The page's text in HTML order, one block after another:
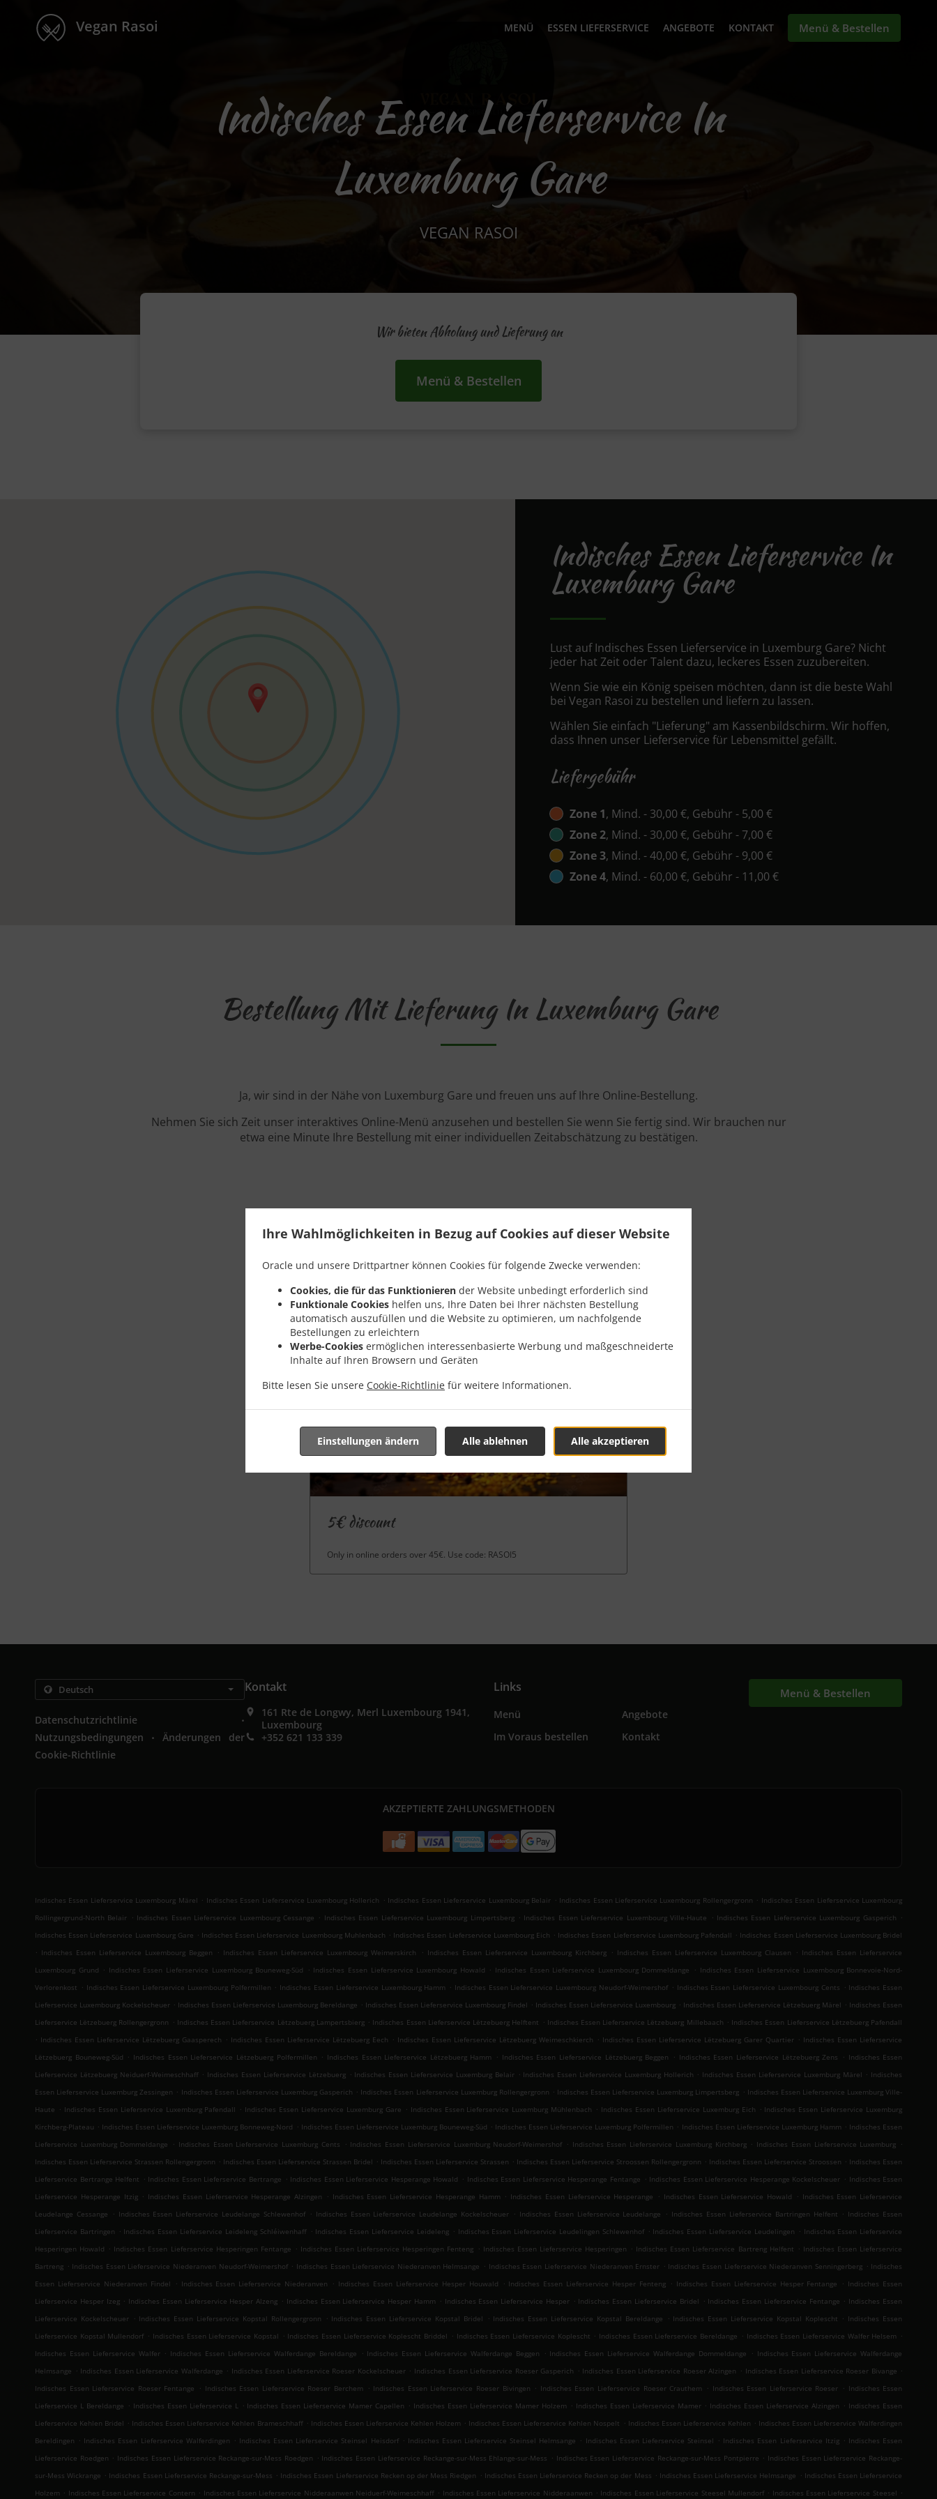
Ihre Wahlmöglichkeiten in Bezug auf Cookies auf dieser Website
Oracle und unsere Drittpartner können Cookies für folgende Zwecke verwenden:
Cookies, die für das Funktionieren der Website unbedingt erforderlich sind
Funktionale Cookies helfen uns, Ihre Daten bei Ihrer nächsten Bestellung
automatisch auszufüllen und die Website zu optimieren, um nachfolgende
Bestellungen zu erleichtern
Werbe-Cookies ermöglichen interessenbasierte Werbung und maßgeschneiderte
Inhalte auf Ihren Browsern und Geräten
Bitte lesen Sie unsere Cookie-Richtlinie für weitere Informationen.
Alle akzeptieren
Alle ablehnen
Einstellungen ändern
Vegan Rasoi MENÜ ESSEN LIEFERSERVICE ANGEBOTE KONTAKT Menü & Bestellen
Indisches Essen Lieferservice In
Luxemburg Gare
VEGAN RASOI
Wir bieten Abholung und Lieferung an
Menü & Bestellen
Indisches Essen Lieferservice In
Luxemburg Gare
Lust auf Indisches Essen Lieferservice in Luxemburg Gare? Nicht
jeder hat Zeit oder Talent dazu, leckeres Essen zuzubereiten.
Wenn Sie wie ein König speisen möchten, dann ist die beste Wahl
bei Vegan Rasoi zu bestellen und liefern zu lassen.
Wählen Sie einfach "Lieferung" am Kassenbildschirm. Wir hoffen,
dass Ihnen unser Lieferservice für Lebensmittel gefällt.
Liefergebühr
Zone 1, Mind. - 30,00 €, Gebühr - 5,00 €
Zone 2, Mind. - 30,00 €, Gebühr - 7,00 €
Zone 3, Mind. - 40,00 €, Gebühr - 9,00 €
Zone 4, Mind. - 60,00 €, Gebühr - 11,00 €
Bestellung Mit Lieferung In Luxemburg Gare
Ja, wir sind in der Nähe von Luxemburg Gare und freuen uns auf Ihre Online-Bestellung.
Nehmen Sie sich Zeit unser interaktives Online-Menü anzusehen und bestellen Sie wenn Sie fertig sind. Wir brauchen nur
etwa eine Minute Ihre Bestellung mit einer individuellen Zeitabschätzung zu bestätigen.
Angebote
5€ discount
Only in online orders over 45€. Use code: RASOI5
Datenschutzrichtlinie .
Nutzungsbedingungen .
Änderungen der
Cookie-Richtlinie
Kontakt
161 Rte de Longwy, Merl Luxembourg 1941,
Luxembourg
+352 621 133 339
Links
Menü
Angebote
Im Voraus bestellen
Kontakt
Menü & Bestellen
AKZEPTIERTE ZAHLUNGSMETHODEN
Indisches Essen Lieferservice Luxembourg Märel . Indisches Essen Lieferservice Luxembourg Hollerich . Indisches Essen Lieferservice Luxembourg Belair . Indisches Essen Lieferservice Luxembourg Rollengergronn . Indisches Essen Lieferservice Luxembourg
Rollingergrund-North Belair . Indisches Essen Lieferservice Luxembourg Cessange . Indisches Essen Lieferservice Luxembourg Limpertsberg . Indisches Essen Lieferservice Luxembourg Ville-Haute . Indisches Essen Lieferservice Luxembourg Gasperich .
Indisches Essen Lieferservice Luxembourg Gare . Indisches Essen Lieferservice Luxembourg Muhlenbach . Indisches Essen Lieferservice Luxembourg Eich . Indisches Essen Lieferservice Luxembourg Pafendall . Indisches Essen Lieferservice Luxembourg Bridel
. Indisches Essen Lieferservice Luxembourg Beggen . Indisches Essen Lieferservice Luxembourg Weimerskirch . Indisches Essen Lieferservice Luxembourg Kirchberg . Indisches Essen Lieferservice Luxembourg Clausen . Indisches Essen Lieferservice
Luxembourg Grund . Indisches Essen Lieferservice Luxembourg Bouneweg-Süd . Indisches Essen Lieferservice Luxembourg Howald . Indisches Essen Lieferservice Luxembourg Dommeldange . Indisches Essen Lieferservice Luxembourg Bonnevoie-Nord-
Verlorenkost . Indisches Essen Lieferservice Luxembourg Polfermillen . Indisches Essen Lieferservice Luxembourg Hamm . Indisches Essen Lieferservice Luxembourg Neudorf-Weimershof . Indisches Essen Lieferservice Luxembourg Cents . Indisches Essen
Lieferservice Luxembourg Kockelscheuer . Indisches Essen Lieferservice Luxembourg Bereldange . Indisches Essen Lieferservice Luxembourg Findel . Indisches Essen Lieferservice Luxembourg . Indisches Essen Lieferservice Lëtzebuerg Märel . Indisches Essen
Lieferservice Lëtzebuerg Rollengergronn . Indisches Essen Lieferservice Lëtzebuerg Lampertsbierg . Indisches Essen Lieferservice Lëtzebuerg Helftent . Indisches Essen Lieferservice Lëtzebuerg Millebaach . Indisches Essen Lieferservice Lëtzebuerg Pafendall
. Indisches Essen Lieferservice Lëtzebuerg Gaasperech . Indisches Essen Lieferservice Lëtzebuerg Eech . Indisches Essen Lieferservice Lëtzebuerg Weimeschkierch . Indisches Essen Lieferservice Lëtzebuerg Garer Quartier . Indisches Essen Lieferservice
Lëtzebuerg Bouneweg-Süd . Indisches Essen Lieferservice Lëtzebuerg Polfermillen . Indisches Essen Lieferservice Lëtzebuerg Hamm . Indisches Essen Lieferservice Lëtzebuerg Beggen . Indisches Essen Lieferservice Lëtzebuerg Zens . Indisches Essen
Lieferservice Lëtzebuerg Neiduerf-Weimeschhaff . Indisches Essen Lieferservice Lëtzebuerg . Indisches Essen Lieferservice Luxemburg Belair . Indisches Essen Lieferservice Luxemburg Hollerich . Indisches Essen Lieferservice Luxemburg Märel . Indisches
Essen Lieferservice Luxemburg Zessingen . Indisches Essen Lieferservice Luxemburg Gasperich . Indisches Essen Lieferservice Luxemburg Rollengergronn . Indisches Essen Lieferservice Luxemburg Limpertsberg . Indisches Essen Lieferservice Luxemburg Ville-
Haute . Indisches Essen Lieferservice Luxemburg Pafendall . Indisches Essen Lieferservice Luxemburg Gare . Indisches Essen Lieferservice Luxemburg Mühlenbach . Indisches Essen Lieferservice Luxemburg Eich . Indisches Essen Lieferservice Luxemburg
Kirchberg-Plateau . Indisches Essen Lieferservice Luxemburg Bonneweg-Nord . Indisches Essen Lieferservice Luxemburg Bouneweg-Süd . Indisches Essen Lieferservice Luxemburg Polfermillen . Indisches Essen Lieferservice Luxemburg Hamm . Indisches Essen
Lieferservice Luxemburg Dommeldange
. Indisches Essen Lieferservice Luxemburg Cents . Indisches Essen Lieferservice Luxemburg Neudorf-Weimershof . Indisches Essen Lieferservice Luxemburg Kirchberg . Indisches Essen Lieferservice Luxemburg .
Indisches Essen Lieferservice Strassen Rollengergronn . Indisches Essen Lieferservice Strassen Bridel . Indisches Essen Lieferservice Strassen . Indisches Essen Lieferservice Stroossen Rollengergronn . Indisches Essen Lieferservice Stroossen . Indisches Essen
Lieferservice Bertrange Helfent . Indisches Essen Lieferservice Bertrange . Indisches Essen Lieferservice Hesperange Howald . Indisches Essen Lieferservice Hesperange Fentange . Indisches Essen Lieferservice Hesperange Kockelscheuer . Indisches Essen
Lieferservice Hesperange Itzig . Indisches Essen Lieferservice Hesperange Alzingen . Indisches Essen Lieferservice Hesperange Hamm . Indisches Essen Lieferservice Hesperange . Indisches Essen Lieferservice Howald . Indisches Essen Lieferservice
Leudelange Cessange
. Indisches Essen Lieferservice Leudelange Schlewenhof . Indisches Essen Lieferservice Leudelange Kockelscheuer . Indisches Essen Lieferservice Leudelange . Indisches Essen Lieferservice Bartringen Helfent . Indisches Essen
Lieferservice Bartringen . Indisches Essen Lieferservice Leideleng Schléiwenhaff . Indisches Essen Lieferservice Leideleng . Indisches Essen Lieferservice Leudelingen Schlewenhof . Indisches Essen Lieferservice Leudelingen . Indisches Essen Lieferservice
Hesperingen Howald . Indisches Essen Lieferservice Hesperingen Fentange . Indisches Essen Lieferservice Hesperingen Fenteng . Indisches Essen Lieferservice Hesperingen . Indisches Essen Lieferservice Bartreng Helfent . Indisches Essen Lieferservice
Bartreng . Indisches Essen Lieferservice Niederanven Neudorf-Weimershof . Indisches Essen Lieferservice Niederanven Helmsange . Indisches Essen Lieferservice Niederanven Ernster . Indisches Essen Lieferservice Niederanven Senningerberg . Indisches
Essen Lieferservice Niederanven Findel
. Indisches Essen Lieferservice Niederanven . Indisches Essen Lieferservice Hesper Houwald . Indisches Essen Lieferservice Hesper Fenteng . Indisches Essen Lieferservice Hesper Fentange . Indisches Essen
Lieferservice Hesper Izeg . Indisches Essen Lieferservice Hesper Alzeng . Indisches Essen Lieferservice Hesper Hamm . Indisches Essen Lieferservice Hesper . Indisches Essen Lieferservice Bridel . Indisches Essen Lieferservice Fentange . Indisches Essen
Lieferservice Kockelscheuer . Indisches Essen Lieferservice Kopstal Rollengergronn . Indisches Essen Lieferservice Kopstal Bridel . Indisches Essen Lieferservice Kopstal Bereldange . Indisches Essen Lieferservice Kopstal Koplescht . Indisches Essen
Lieferservice Kopstal Mullendorf . Indisches Essen Lieferservice Kopstal . Indisches Essen Lieferservice Koplescht Briddel . Indisches Essen Lieferservice Koplescht . Indisches Essen Lieferservice Bereldange . Indisches Essen Lieferservice Walfer Helsem .
Indisches Essen Lieferservice Walfer . Indisches Essen Lieferservice Walferdange Bereldange . Indisches Essen Lieferservice Walferdange Beggen . Indisches Essen Lieferservice Walferdange Dommeldange . Indisches Essen Lieferservice Walferdange
Helmsange . Indisches Essen Lieferservice Walferdange . Indisches Essen Lieferservice Roeser Kockelscheuer . Indisches Essen Lieferservice Roeser Gasperich . Indisches Essen Lieferservice Roeser Alzingen . Indisches Essen Lieferservice Roeser Bivange .
Indisches Essen Lieferservice Roeser Fentange
. Indisches Essen Lieferservice Roeser Berchem . Indisches Essen Lieferservice Roeser Bivingen . Indisches Essen Lieferservice Roeser Crauthem . Indisches Essen Lieferservice Roeser . Indisches Essen
Lieferservice L Bereldange . Indisches Essen Lieferservice L . Indisches Essen Lieferservice Mamer Capellen . Indisches Essen Lieferservice Mamer Holzem . Indisches Essen Lieferservice Mamer . Indisches Essen Lieferservice Alzingen . Indisches Essen
Lieferservice Kehlen Bridel . Indisches Essen Lieferservice Kehlen Brameschhaff . Indisches Essen Lieferservice Kehlen Holzem . Indisches Essen Lieferservice Kehlen Nospelt . Indisches Essen Lieferservice Kehlen . Indisches Essen Lieferservice Walferdingen
Bereldingen . Indisches Essen Lieferservice Walferdingen . Indisches Essen Lieferservice Steinsel Heisdorf . Indisches Essen Lieferservice Steinsel Helmsange . Indisches Essen Lieferservice Steinsel . Indisches Essen Lieferservice Itzig . Indisches Essen
Lieferservice Roedgen . Indisches Essen Lieferservice Reckange-sur-Mess Roedgen . Indisches Essen Lieferservice Reckange-sur-Mess Ehlange-sur-Mess . Indisches Essen Lieferservice Reckange-sur-Mess Pontpierre . Indisches Essen Lieferservice Reckange-
sur-Mess Wickrange . Indisches Essen Lieferservice Reckange-sur-Mess . Indisches Essen Lieferservice Recken op der Mess Riedgen . Indisches Essen Lieferservice Recken op der Mess . Indisches Essen Lieferservice Helmsange . Indisches Essen Lieferservice
Holzem . Indisches Essen Lieferservice Contern . Indisches Essen Lieferservice Nidderaanwen Neiduerf-Weimeschhaff . Indisches Essen Lieferservice Nidderaanwen . Indisches Essen Lieferservice Steesel Mullendorf . Indisches Essen Lieferservice Steesel .